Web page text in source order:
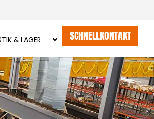
& LAGER SCHNELLKONTAKT